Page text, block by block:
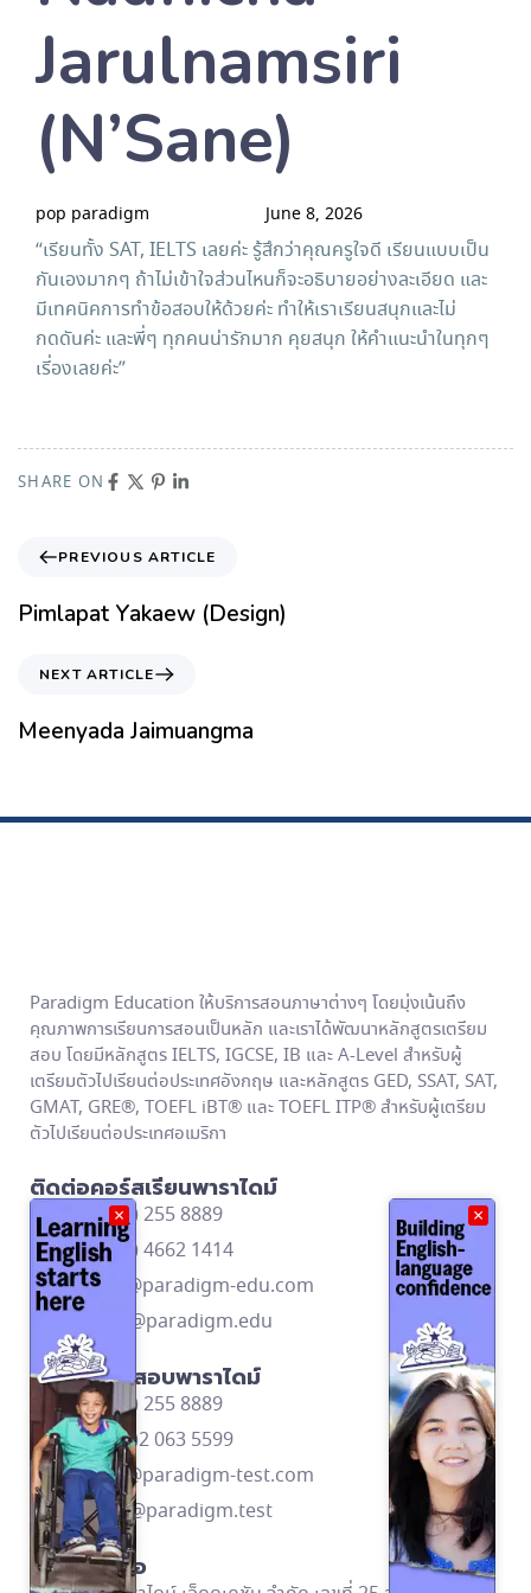
Jarulnamsiri
(N’Sane)
pop paradigm June 8, 2026
“เรียนทั้ง SAT, IELTS เลยค่ะ รู้สึกว่าคุณครูใจดี เรียนแบบเป็น
กันเองมากๆ ถ้าไม่เข้าใจส่วนไหนก็จะอธิบายอย่างละเอียด และ
มีเทคนิคการทำข้อสอบให้ด้วยค่ะ ทำให้เราเรียนสนุกและไม่
กดดันค่ะ และพี่ๆ ทุกคนน่ารักมาก คุยสนุก ให้คำแนะนำในทุกๆ
เรี่องเลยค่ะ”
SHARE ON
PREVIOUS ARTICLE
Pimlapat Yakaew (Design)
NEXT ARTICLE
Meenyada Jaimuangma
Paradigm Education ให้บริการสอนภาษาต่างๆ โดยมุ่งเน้นถึง
คุณภาพการเรียนการสอนเป็นหลัก และเราได้พัฒนาหลักสูตรเตรียม
สอบ โดยมีหลักสูตร IELTS, IGCSE, IB และ A-Level สำหรับผู้
เตรียมตัวไปเรียนต่อประเทศอังกฤษ และหลักสูตร GED, SSAT, SAT,
GMAT, GRE®, TOEFL iBT® และ TOEFL ITP® สำหรับผู้เตรียม
ตัวไปเรียนต่อประเทศอเมริกา
ติดต่อคอร์สเรียนพาราไดม์
โทร: (662) 255 8889
โทร: (668) 4662 1414
contact@paradigm-edu.com
Line ID: @paradigm.edu
ติดต่อศูนย์สอบพาราไดม์
โทร: (662) 255 8889
โทร: (669)2 063 5599
contact@paradigm-test.com
Line ID: @paradigm.test
ข้อมูลติดต่อ
× ×